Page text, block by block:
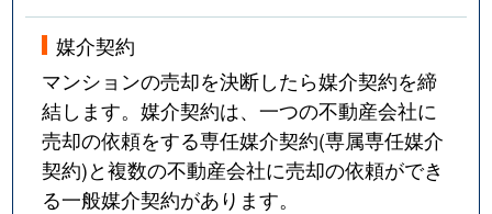
媒介契約
マンションの売却を決断したら媒介契約を締
結します。媒介契約は、一つの不動産会社に
売却の依頼をする専任媒介契約(専属専任媒介
契約)と複数の不動産会社に売却の依頼ができ
る一般媒介契約があります。